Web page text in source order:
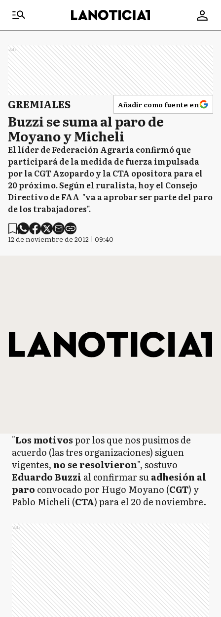
Ads
GREMIALES Añadir como fuente en
Buzzi se suma al paro de
Moyano y Micheli
El líder de Federación Agraria confirmó que
participará de la medida de fuerza impulsada
por la CGT Azopardo y la CTA opositora para el
20 próximo. Según el ruralista, hoy el Consejo
Directivo de FAA "va a aprobar ser parte del paro
de los trabajadores".
12 de noviembre de 2012 | 09:40
"Los motivospor los que nos pusimos de
acuerdo (las tres organizaciones) siguen
vigentes, no se resolvieron", sostuvo
Eduardo Buzzi al confirmar suadhesión al
paro convocado por Hugo Moyano (CGT) y
Pablo Micheli (CTA) para el 20 de noviembre.
Ads